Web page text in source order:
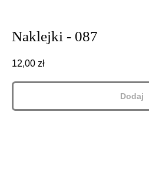
Naklejki - 087
12,00 zł
Dodaj